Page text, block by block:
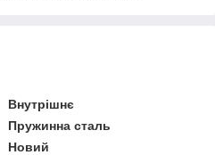
Внутрішнє
Пружинна сталь
Новий